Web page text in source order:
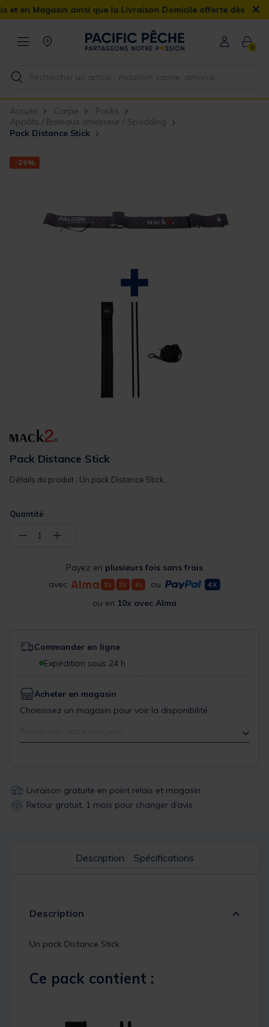
ainsi que la Livraison Domicile offerte dès 90€ ×
0
Accueil Carpe
Packs
Appâts / Bateaux amorceur / Spodding
Pack Distance Stick
-29%
Pack Distance Stick
Détails du produit : Un pack Distance Stick...
Quantité
− 1 +
Payez en plusieurs fois sans frais
avec
ou
ou en 10x avec Alma
Commander en ligne
Expédition sous 24 h
Acheter en magasin
Choisissez un magasin pour voir la disponibilité
Livraison gratuite en point relais et magasin
Retour gratuit, 1 mois pour changer d’avis
Description Spécifications
Description
Un pack Distance Stick
Ce pack contient :